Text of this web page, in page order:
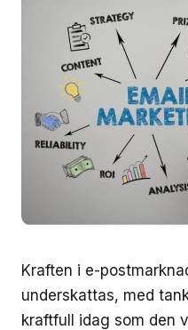
Kraften i e-
underskattas, med
kraftfull idag som den